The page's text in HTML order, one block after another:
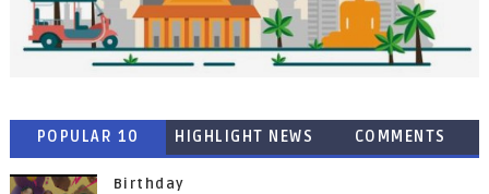
POPULAR 10 HIGHLIGHT NEWS COMMENTS
Birthday